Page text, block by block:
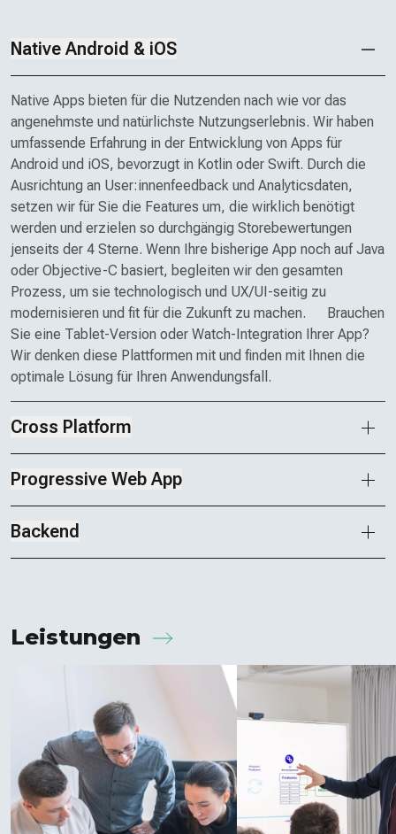
Native Android & iOS
Native Apps bieten für die Nutzenden nach wie vor das
angenehmste und natürlichste Nutzungs­erlebnis. Wir haben
umfassende Erfahrung in der Entwicklung von Apps für
Android und iOS, bevorzugt in Kotlin oder Swift. Durch die
Ausrichtung an User:innen­feedback und Analytics­daten,
setzen wir für Sie die Features um, die wirklich benötigt
werden und erzielen so durchgängig Store­bewertungen
jenseits der 4 Sterne. Wenn Ihre bisherige App noch auf Java
oder Objective-C basiert, begleiten wir den gesamten
Prozess, um sie technologisch und UX/UI-seitig zu
modernisieren und fit für die Zukunft zu machen. Brauchen
Sie eine Tablet-Version oder Watch-Integration Ihrer App?
Wir denken diese Plattformen mit und finden mit Ihnen die
optimale Lösung für Ihren Anwendungsfall.
Cross Platform
Progressive Web App
Backend
Leistungen